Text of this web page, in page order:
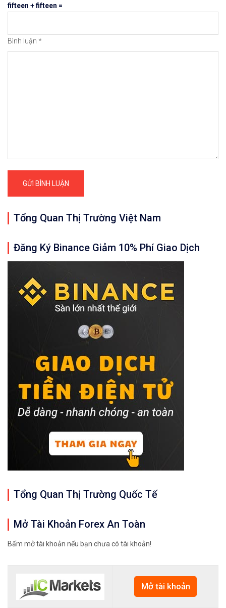
fifteen + fifteen =
Bình luận *
Tổng Quan Thị Trường Việt Nam
Đăng Ký Binance Giảm 10% Phí Giao Dịch
Tổng Quan Thị Trường Quốc Tế
Mở Tài Khoản Forex An Toàn
Bấm mở tài khoản nếu bạn chưa có tài khoản!
Mở tài khoản